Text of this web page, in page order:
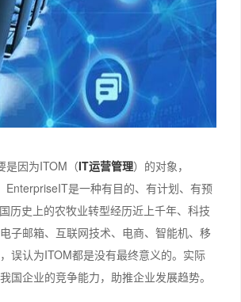
是因为ITOM（IT运营管理）的对象，
是一种有目的、有计划、有预
历史上的农牧业转型经历近上千年、科技
子邮箱、互联网技术、电商、智能机、移
误认为ITOM都是没有最终意义的。实际
国企业的竞争能力，助推企业发展趋势。